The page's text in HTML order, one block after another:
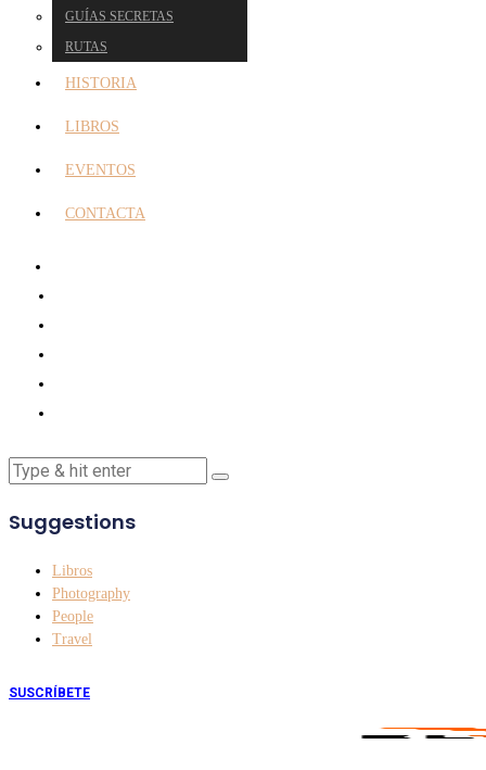
GUÍAS SECRETAS
RUTAS
HISTORIA
LIBROS
EVENTOS
CONTACTA
Suggestions
Libros
Photography
People
Travel
SUSCRÍBETE